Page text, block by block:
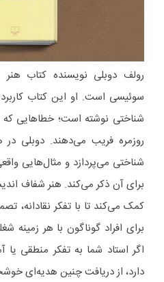
رولف دوبلی نویسنده کتاب
شناختی نوشته است؛ خطاهایی
روزمره فریب می‌دهند. دوبلی
شناختی می‌پردازد و مثال‌هایی
برای آن ذکر می‌کند. هنر شفاف
کمک می‌کند تا با تفکر نقادانه،
برای افراد گوناگون با هر
اگر استاد شما به تفکر منطقی
دارد، از دریافت چنین هدیه‌ای